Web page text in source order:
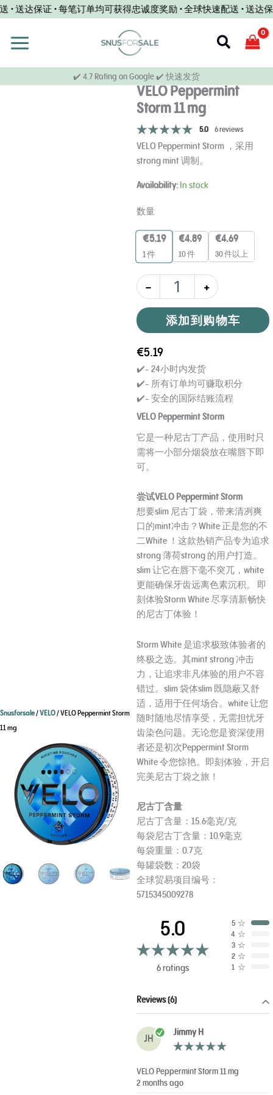
跳
至
送达保证 • 每笔订单均可获得忠诚度奖励 • 全球快速配送 • 送
搜
✔️ 4.7 Rating on Google ✔️ 快速发货
Snusforsale/VELO/ VELO Peppermint Storm
11 mg
VELO Peppermint
Storm 11 mg
5.0 6 reviews
VELO Peppermint Storm ，采用
strong mint 调制。
Availability: In stock
数量
€5.19
1件
€4.89
10 件
€4.69
30 件以上
-
VELO
Storm
量
+
添加到购物车
€5.19
✔️- 24小时内发货
✔️- 所有订单均可赚取积分
✔️- 安全的国际结账流程
VELO Peppermint Storm
它是一种尼古丁产品，使用时只
需将一小部分烟袋放在嘴唇下即
可。
尝试VELO Peppermint Storm
想要slim 尼古丁袋，带来清冽爽
口的mint冲击？White 正是您的不
二White ！这款热销产品专为追求
strong 薄荷strong 的用户打造。
slim 让它在唇下毫不突兀，white
更能确保牙齿远离色素沉积。 即
刻体验Storm White 尽享清新畅快
的尼古丁体验！
Storm White 是追求极致体验者的
终极之选。其mint strong 冲击
力，让追求非凡体验的用户不容
错过。slim 袋体slim 既隐蔽又舒
适，适用于任何场合。white 让您
随时随地尽情享受，无需担忧牙
齿染色问题。无论您是资深使用
者还是初次Peppermint Storm
White 令您惊艳。即刻体验，开启
完美尼古丁袋之旅！
尼古丁含量
尼古丁含量： 15.6毫克/克
每袋尼古丁含量：10.9毫克
每袋重量：0.7克
每罐袋数：20袋
全球贸易项目编号：
5715345009278
5.0
6 ratings
5 ☆
4 ☆
3 ☆
2 ☆
1 ☆
Reviews (6)
JH
Jimmy H
VELO Peppermint Storm 11 mg
2 months ago
Age Verification
You need to be at least 18 years to enter.
Yes, I´m old enough
Age Verification FAQ